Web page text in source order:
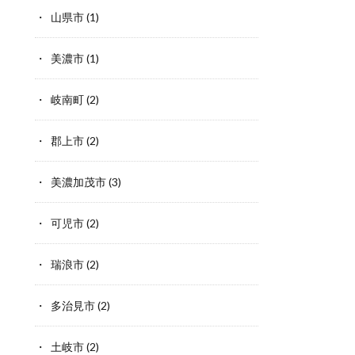
山県市(1)
美濃市(1)
岐南町(2)
郡上市(2)
美濃加茂市(3)
可児市(2)
瑞浪市(2)
多治見市(2)
土岐市(2)